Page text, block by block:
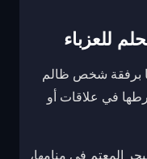
للعزباء
برفقة شخص ظالم
في علاقات أو
المعتم في منامها،